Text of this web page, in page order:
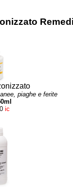
piaghe e ferite
ic